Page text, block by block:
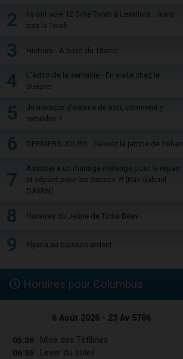
2
Ils ont volé 12 Sifré Torah à Levallois… mais
pas la Torah
3 Histoire - À bord du Titanic
4
L'édito de la semaine - En visite chez le
Steipler
5
Je manque d'estime de moi, comment y
remédier ?
6 DERNIERS JOURS : Sauvez la jambe de Yohan
7
Assister à un mariage mélangé pour le repas
et séparé pour les danses ?! (Rav Gabriel
DAYAN)
8 Horaires du Jeûne de Ticha Béav
9 Elyana au buisson ardent
Horaires pour Columbus
6 Août 2026 - 23 Av 5786
05:36 Mise des Téfilines
06:35 Lever du soleil